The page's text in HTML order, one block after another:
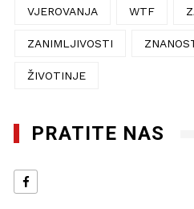
VJEROVANJA WTF
ZANIMLJIVOSTI
ŽIVOTINJE
PRATITE NAS